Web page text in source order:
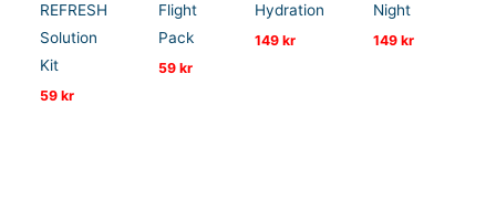
REFRESH
Solution
Kit
59kr
Flight
Pack
59kr
Hydration
149kr
Night
149kr